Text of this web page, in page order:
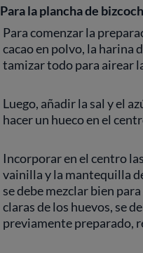
Para la plancha de
Para comenzar la
cacao en polvo, la harina
tamizar todo para airear
Luego, añadir la sal y el
hacer un hueco en el
Incorporar en el centro
vainilla y la mantequilla
se debe mezclar bien
claras de los huevos, se
previamente preparado,